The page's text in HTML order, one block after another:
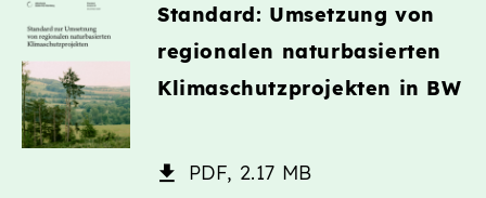
Standard: Umsetzung von
regionalen naturbasierten
Klimaschutzprojekten in BW
PDF, 2.17 MB